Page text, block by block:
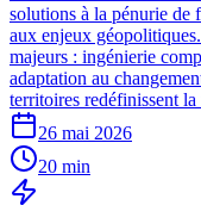
solutions à la pénurie de
aux enjeux
majeurs : ingénierie
adaptation au
territoires redéfinissent
26 mai 2026
20 min